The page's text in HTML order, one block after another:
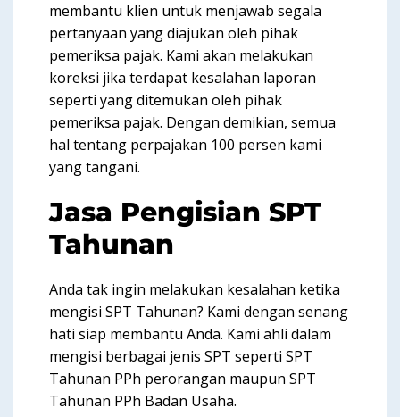
membantu klien untuk menjawab segala
pertanyaan yang diajukan oleh pihak
pemeriksa pajak. Kami akan melakukan
koreksi jika terdapat kesalahan laporan
seperti yang ditemukan oleh pihak
pemeriksa pajak. Dengan demikian, semua
hal tentang perpajakan 100 persen kami
yang tangani.
Jasa Pengisian SPT
Tahunan
Anda tak ingin melakukan kesalahan ketika
mengisi SPT Tahunan? Kami dengan senang
hati siap membantu Anda. Kami ahli dalam
mengisi berbagai jenis SPT seperti SPT
Tahunan PPh perorangan maupun SPT
Tahunan PPh Badan Usaha.